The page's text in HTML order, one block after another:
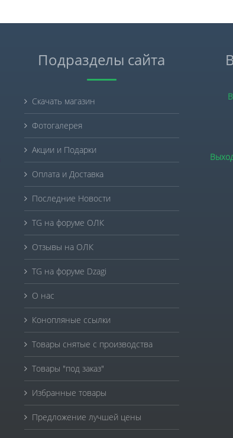
Подразделы сайта
Скачать магазин
Фотогалерея
Акции и Подарки
Оплата и Доставка
Последние Новости
TG на форуме ОЛК
Отзывы на ОЛК
TG на форуме Dzagi
О нас
Конопляные ссылки
Товары снятые с производства
Товары "под заказ"
Избранные товары
Предложение лучшей цены